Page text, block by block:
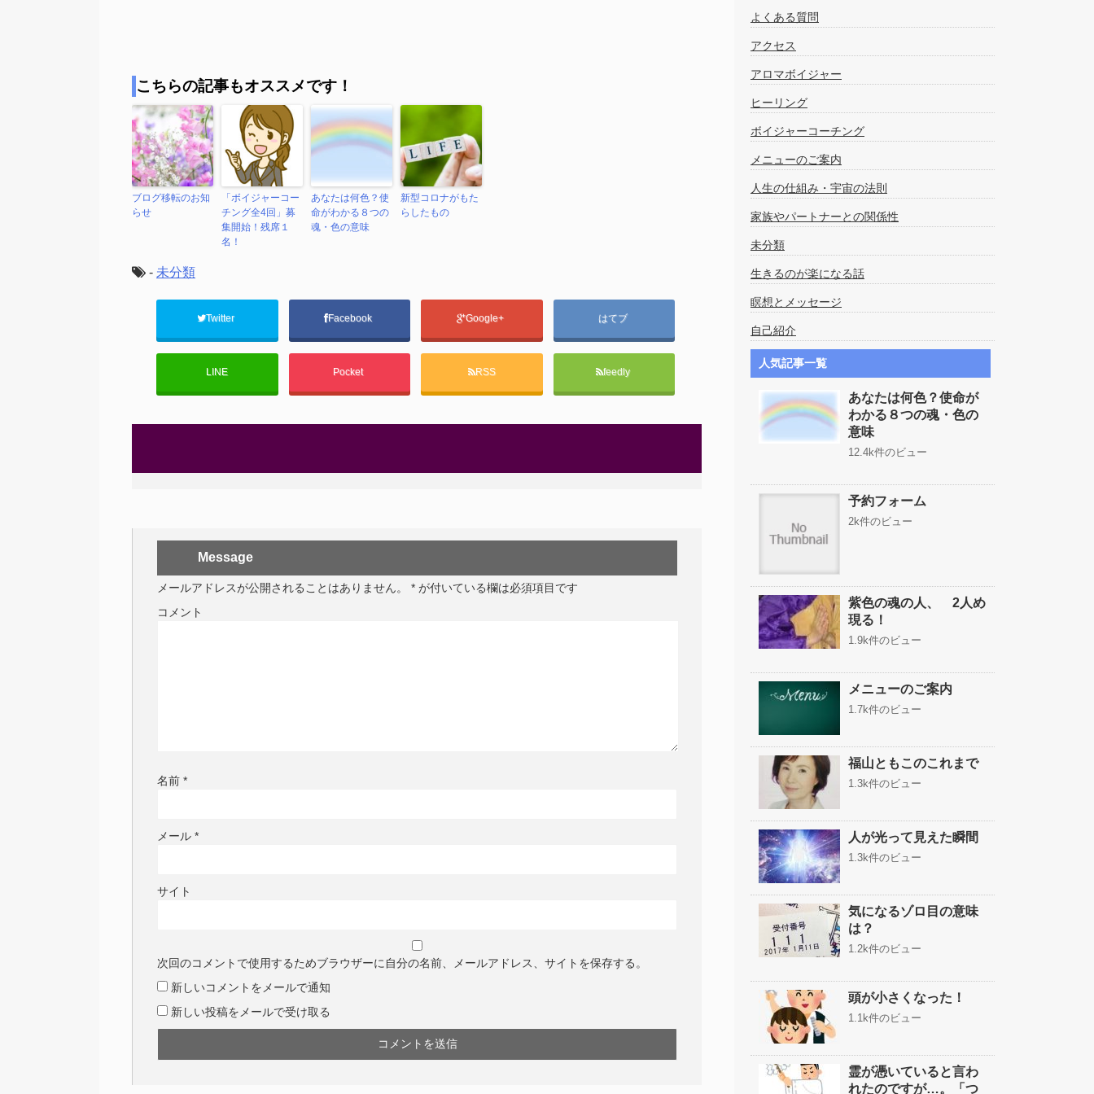
こちらの記事もオススメです！
ブログ移転のお知
らせ
「ボイジャーコー
チング全4回」募
集開始！残席１
名！
あなたは何色？使
命がわかる８つの
魂・色の意味
新型コロナがもた
らしたもの
- 未分類
Twitter Facebook Google+ はてブ
LINE Pocket RSS feedly
Message
メールアドレスが公開されることはありません。 * が付いている欄は必須項目です
コメント
名前 *
メール *
サイト
次回のコメントで使用するためブラウザーに自分の名前、メールアドレス、サイトを保存する。
新しいコメントをメールで通知
新しい投稿をメールで受け取る
よくある質問
アクセス
アロマボイジャー
ヒーリング
ボイジャーコーチング
メニューのご案内
人生の仕組み・宇宙の法則
家族やパートナーとの関係性
未分類
生きるのが楽になる話
瞑想とメッセージ
自己紹介
人気記事一覧
あなたは何色？使命が
わかる８つの魂・色の
意味
12.4k件のビュー
予約フォーム
2k件のビュー
紫色の魂の人、 2人め
現る！
1.9k件のビュー
メニューのご案内
1.7k件のビュー
福山ともこのこれまで
1.3k件のビュー
人が光って見えた瞬間
1.3k件のビュー
気になるゾロ目の意味
は？
1.2k件のビュー
頭が小さくなった！
1.1k件のビュー
霊が憑いていると言わ
れたのですが…。「つ